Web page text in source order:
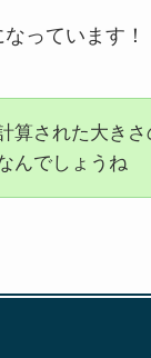
っています！
算された大きさ
んでしょうね